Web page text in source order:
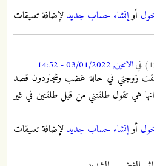
أوإنشاء حساب جديد لإضافة تعليقات
فيالاثنين, 03/01/2022 - 14:52
زوجتي في حالة غضب وشجاردون قصد
انها هي تقول طلقتني من قبل طلقتين في غير
أوإنشاء حساب جديد لإضافة تعليقات